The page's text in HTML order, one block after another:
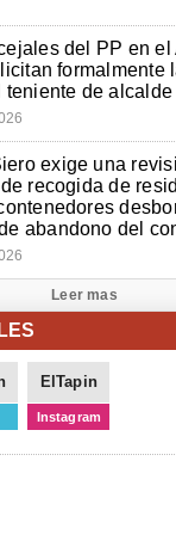
del PP en
formalmente
teniente de alcalde
exige una
recogida de
abandono del
Leer mas
ElTapin
Instagram